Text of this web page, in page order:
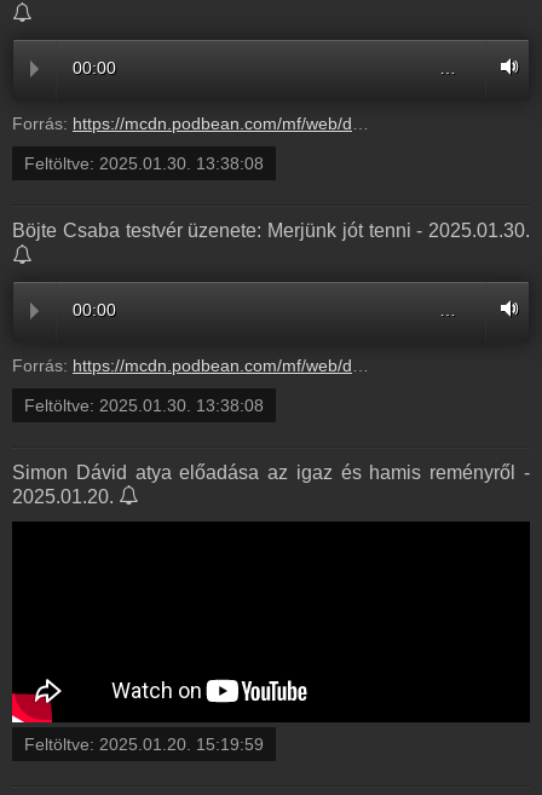
00:00
Forrás: https://mcdn.podbean.com/mf/web/dq7qtagmvznmkb32/_j_m_sor_beharangoz_ja_A_vir_g_a_f_ny_fel_hajlik_B_jte_Csaba_K_SZ_5_p_10_mpb50m4-dqpk6t-Optimized.mp3
Feltöltve: 2025.01.30. 13:38:08
Böjte Csaba testvér üzenete: Merjünk jót tenni - 2025.01.30.
00:00
Forrás: https://mcdn.podbean.com/mf/web/dq7qtagmvznmkb32/_j_m_sor_beharangoz_ja_A_vir_g_a_f_ny_fel_hajlik_B_jte_Csaba_K_SZ_5_p_10_mpb50m4-dqpk6t-Optimized.mp3
Feltöltve: 2025.01.30. 13:38:08
Simon Dávid atya előadása az igaz és hamis reményről -
2025.01.20.
Feltöltve: 2025.01.20. 15:19:59